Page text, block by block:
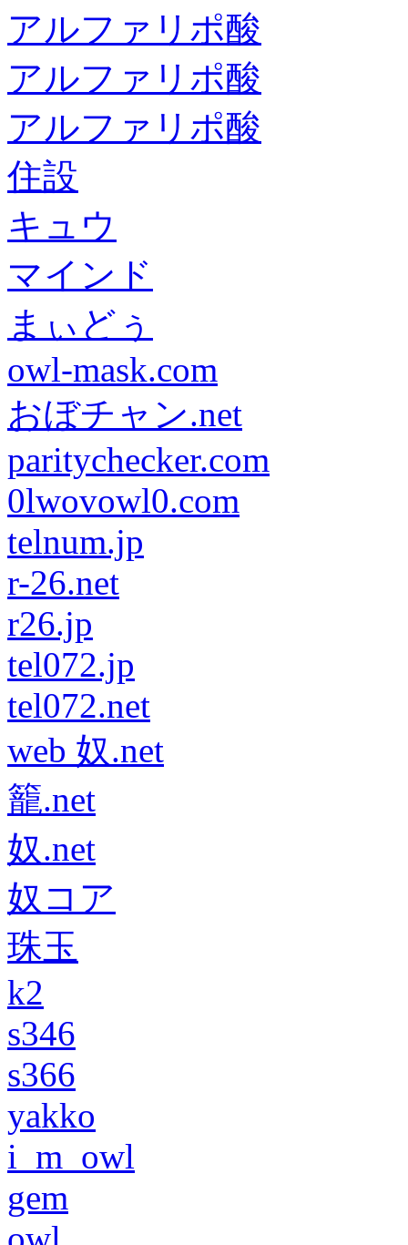
アルファリポ酸
アルファリポ酸
アルファリポ酸
住設
キュウ
マインド
まぃどぅ
owl-mask.com
おぼチャン.net
paritychecker.com
0lwovowl0.com
telnum.jp
r-26.net
r26.jp
tel072.jp
tel072.net
web 奴.net
籠.net
奴.net
奴コア
珠玉
k2
s346
s366
yakko
i_m_owl
gem